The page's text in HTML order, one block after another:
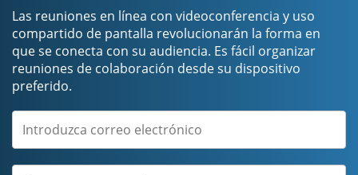
Las reuniones en línea con videoconferencia y uso
compartido de pantalla revolucionarán la forma en
que se conecta con su audiencia. Es fácil organizar
reuniones de colaboración desde su dispositivo
preferido.